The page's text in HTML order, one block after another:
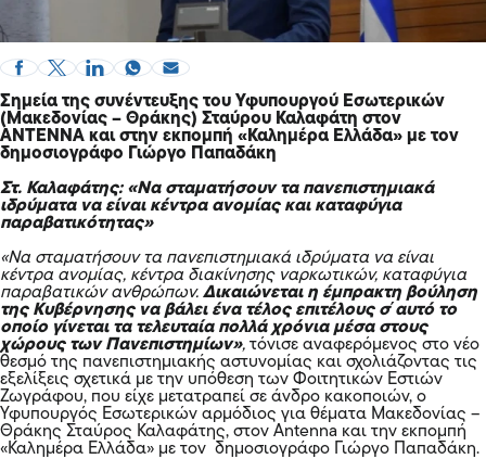
Σημεία της συνέντευξης του Υφυπουργού Εσωτερικών
(Μακεδονίας – Θράκης) Σταύρου Καλαφάτη στον
ΑΝΤΕΝΝΑ και στην εκπομπή «Καλημέρα Ελλάδα» με τον
δημοσιογράφο Γιώργο Παπαδάκη
Στ. Καλαφάτης: «Να σταματήσουν τα πανεπιστημιακά
ιδρύματα να είναι κέντρα ανομίας και καταφύγια
παραβατικότητας»
«Να σταματήσουν τα πανεπιστημιακά ιδρύματα να είναι
κέντρα ανομίας, κέντρα διακίνησης ναρκωτικών, καταφύγια
παραβατικών ανθρώπων. Δικαιώνεται η έμπρακτη βούληση
της Κυβέρνησης να βάλει ένα τέλος επιτέλους σ΄αυτό το
οποίο γίνεται τα τελευταία πολλά χρόνια μέσα στους
χώρους των Πανεπιστημίων», τόνισε αναφερόμενος στο νέο
θεσμό της πανεπιστημιακής αστυνομίας και σχολιάζοντας τις
εξελίξεις σχετικά με την υπόθεση των Φοιτητικών Εστιών
Ζωγράφου, που είχε μετατραπεί σε άνδρο κακοποιών, ο
Υφυπουργός Εσωτερικών αρμόδιος για θέματα Μακεδονίας –
Θράκης Σταύρος Καλαφάτης, στον Antenna και την εκπομπή
«Καλημέρα Ελλάδα» με τον δημοσιογράφο Γιώργο Παπαδάκη.